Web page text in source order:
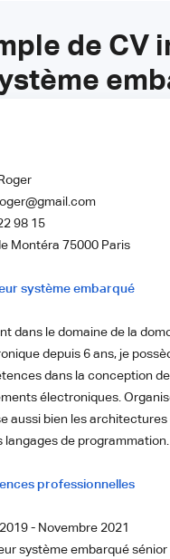
de CV
98 15
Montéra 75000 Paris
système embarqué
dans le domaine de la
depuis 6 ans, je
dans la conception
électroniques.
aussi bien les
langages de programmation.
professionnelles
- Novembre 2021
système embarqué sénior